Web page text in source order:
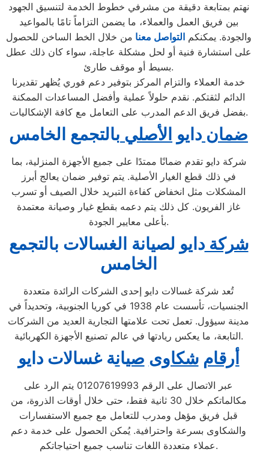
نهتم بمتابعة دقيقة من مشرفي خطوط الخدمة لتنسيق الجهود
بين فريق العمل والعملاء، ما يضمن التزاماً تامًا بالمواعيد
والجودة. يمكنكمالتواصل معنا من خلال الخط الساخن للحصول
على استشارة فنية أو لحل مشكلة عاجلة، سواء كان ذلك عطل
بسيط أو موقف طارئ.
خدمة العملاء والتزام المركز بتوفير دعم فوري يُظهر تقديرنا
الدائم لثقتكم. نقدم حلولاً عملية وأفضل المساعدات الممكنة
بفضل فريق الدعم المدرب على التعامل مع كافة الإشكاليات.
ضمان دايو الأصلي بالتجمع الخامس
شركة دايو تقدم ضمانًا ممتدًا على جميع الأجهزة المنزلية، بما
في ذلك قطع الغيار الأصلية. يتم توفير ضمان يعالج أبرز
المشكلات مثل انخفاض كفاءة التبريد خلال الصيف أو تسرب
غاز الفريون. كل ذلك يتم دعمه بقطع غيار وصيانة معتمدة
بأعلى معايير الجودة.
شركةدايو لصيانة الغسالات بالتجمع
الخامس
تُعد شركة غسالات دايو إحدى الشركات الرائدة متعددة
الجنسيات، تأسست عام 1938 في كوريا الجنوبية، وتحديداً في
مدينة سيؤول. تعمل تحت علامتها التجارية العديد من الشركات
التابعة، ما يعكس ريادتها في عالم تصنيع الأجهزة الكهربائية.
أرقام شكاوى صيانة غسالات دايو
عبر الاتصال على الرقم 01207619993 يتم الرد على
مكالماتكم خلال 30 ثانية فقط، حتى خلال أوقات الذروة، من
قبل فريق مؤهل ومدرب للتعامل مع جميع الاستفسارات
والشكاوى بسرعة واحترافية. يُمكن الحصول على خدمة دعم
عملاء متعددة اللغات تناسب جميع احتياجاتكم.